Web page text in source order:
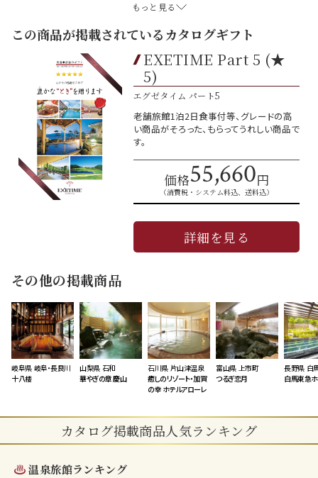
もっと見る
この商品が掲載されているカタログギフト
EXETIME Part 5 (★
5)
エグゼタイム パート5
老舗旅館1泊2日食事付等、グレードの高
い商品がそろった、もらってうれしい商品で
す。
価格55,660円
（消費税・システム料込、送料込）
詳細を見る
その他の掲載商品
岐阜県 岐阜・長良川
十八楼
山梨県 石和
華やぎの章 慶山
石川県 片山津温泉
癒しのリゾート・加賀
の幸 ホテルアローレ
富山県 上市町
つるぎ恋月
長野県 白
白馬東急
カタログ掲載商品人気ランキング
温泉旅館ランキング